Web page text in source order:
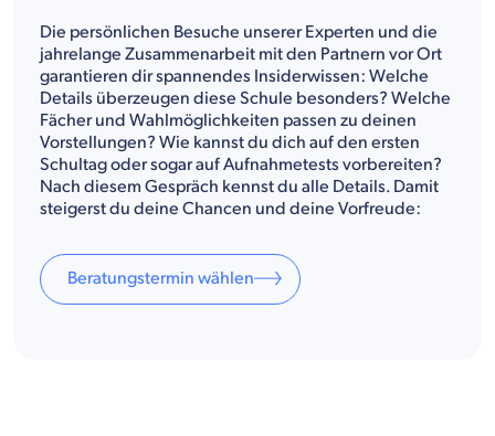
Die persönlichen Besuche unserer Experten und die
jahrelange Zusammenarbeit mit den Partnern vor Ort
garantieren dir spannendes Insiderwissen: Welche
Details überzeugen diese Schule besonders? Welche
Fächer und Wahlmöglichkeiten passen zu deinen
Vorstellungen? Wie kannst du dich auf den ersten
Schultag oder sogar auf Aufnahmetests vorbereiten?
Nach diesem Gespräch kennst du alle Details. Damit
steigerst du deine Chancen und deine Vorfreude:
Beratungstermin wählen